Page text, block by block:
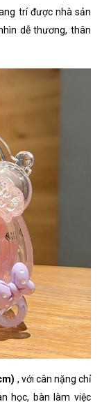
trí được nhà sản
dễ thương, thân
, với cân nặng chỉ
học, bàn làm việc